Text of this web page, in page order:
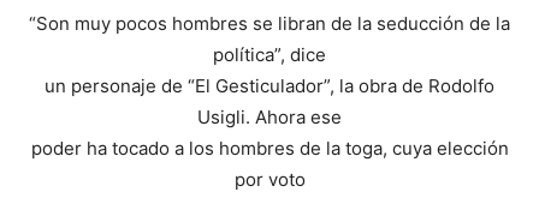
“Son muy pocos hombres se libran de la seducción de la
política”, dice
un personaje de “El Gesticulador”, la obra de Rodolfo
Usigli. Ahora ese
poder ha tocado a los hombres de la toga, cuya elección
por voto